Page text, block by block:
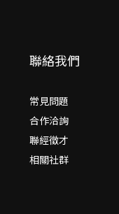
聯絡我們
常見問題
合作洽詢
聯經徵才
相關社群